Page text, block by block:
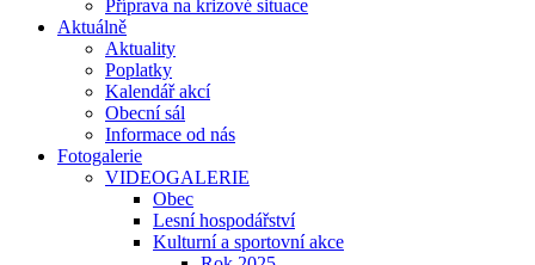
Příprava na krizové situace
Aktuálně
Aktuality
Poplatky
Kalendář akcí
Obecní sál
Informace od nás
Fotogalerie
VIDEOGALERIE
Obec
Lesní hospodářství
Kulturní a sportovní akce